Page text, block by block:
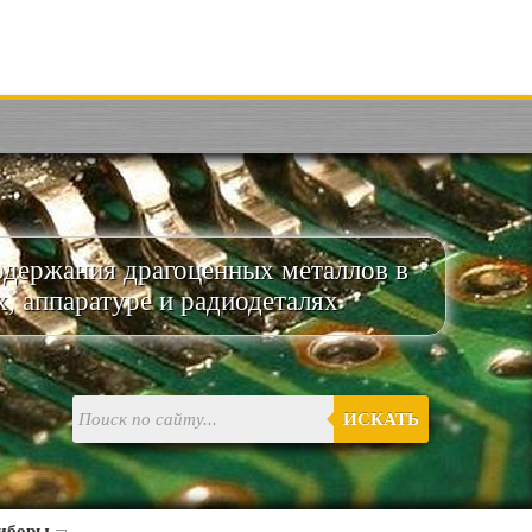
драгоценных металлов в
аппаратуре и радиодеталях
ИСКАТЬ